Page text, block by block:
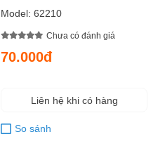
Model: 62210
Chưa có đánh giá
70.000đ
Liên hệ khi có hàng
So sánh